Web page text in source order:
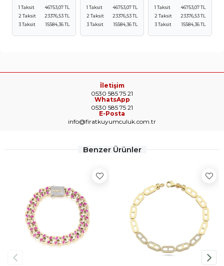
1 Taksit
46753,07 TL
2 Taksit
23376,53 TL
3 Taksit
15584,36 TL
1 Taksit
46753,07 TL
2 Taksit
23376,53 TL
3 Taksit
15584,36 TL
1 Taksit
46753,07 TL
2 Taksit
23376,53 TL
3 Taksit
15584,36 TL
İletişim
0530 585 75 21
WhatsApp
0530 585 75 21
E-Posta
info@firatkuyumculuk.com.tr
Benzer Ürünler